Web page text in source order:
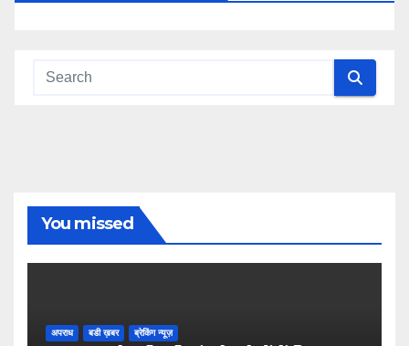
You missed
अपराध बडी ख़बर ब्रेकिंग न्यूज़